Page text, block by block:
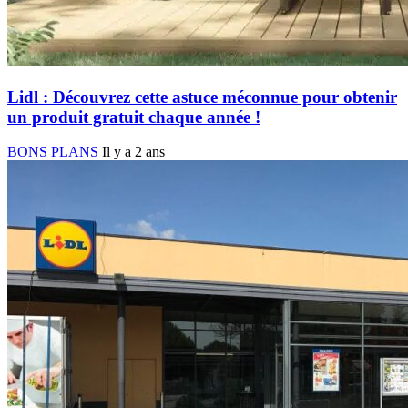
Lidl : Découvrez cette astuce méconnue pour obtenir
un produit gratuit chaque année !
BONS PLANS Il y a 2 ans